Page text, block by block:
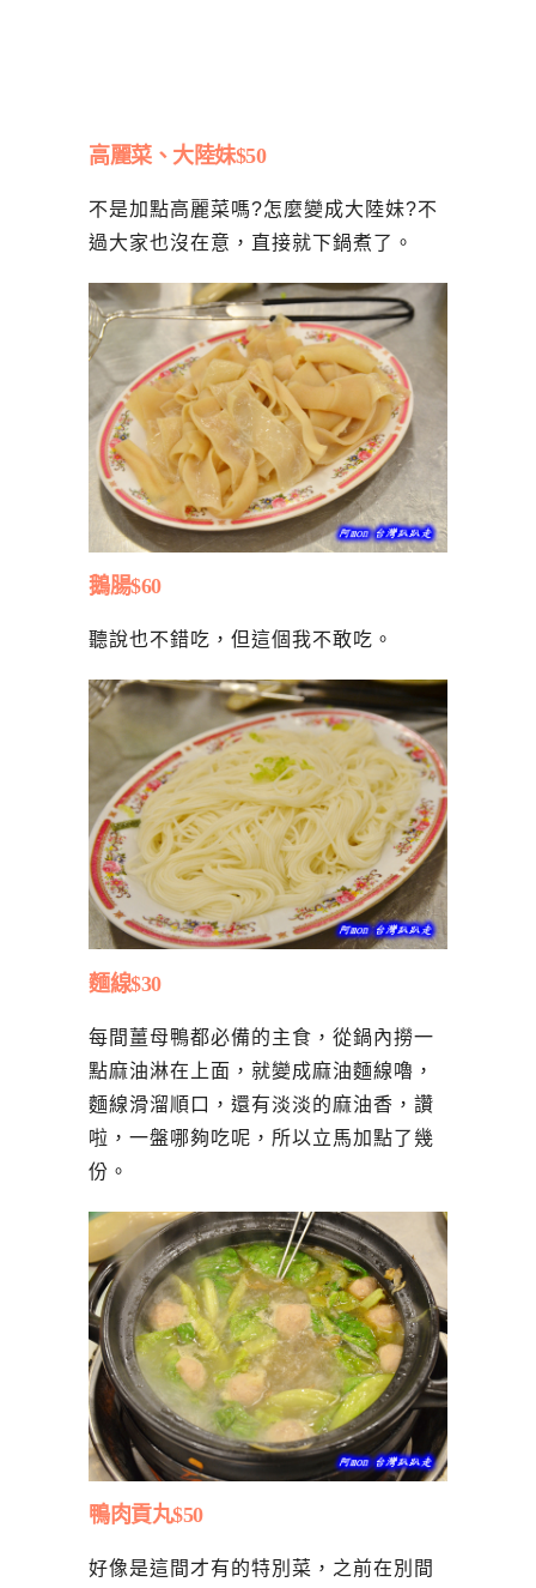
高麗菜、大陸妹$50
不是加點高麗菜嗎?怎麼變成大陸妹?不
過大家也沒在意，直接就下鍋煮了。
鵝腸$60
聽說也不錯吃，但這個我不敢吃。
麵線$30
每間薑母鴨都必備的主食，從鍋內撈一
點麻油淋在上面，就變成麻油麵線嚕，
麵線滑溜順口，還有淡淡的麻油香，讚
啦，一盤哪夠吃呢，所以立馬加點了幾
份。
鴨肉貢丸$50
好像是這間才有的特別菜，之前在別間